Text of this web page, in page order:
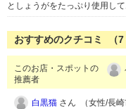
としょうがをたっぷり使用し
おすすめのクチコミ （7
このお店・スポットの
推薦者
白黒猫 さん （女性/長崎